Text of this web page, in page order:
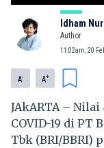
Idham
Author
11:02am, 20
A- A+
JAkARTA – Nilai
COVID-19 di PT
Tbk (BRI/BBRI)